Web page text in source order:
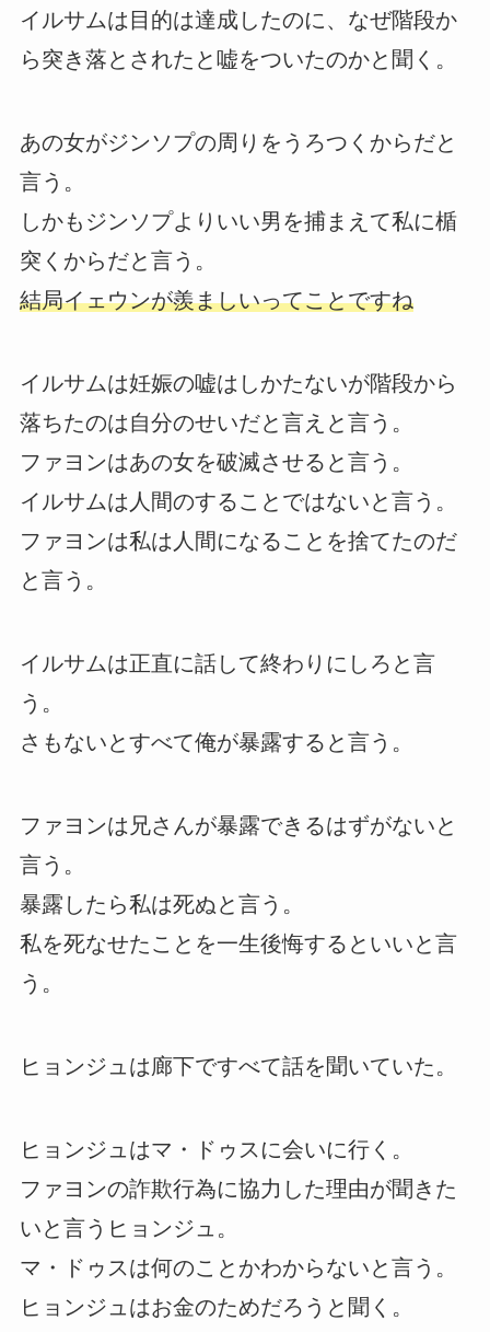
イルサムは目的は達成したのに、なぜ階段か
ら突き落とされたと嘘をついたのかと聞く。
あの女がジンソプの周りをうろつくからだと
言う。
しかもジンソプよりいい男を捕まえて私に楯
突くからだと言う。
結局イェウンが羨ましいってことですね
イルサムは妊娠の嘘はしかたないが階段から
落ちたのは自分のせいだと言えと言う。
ファヨンはあの女を破滅させると言う。
イルサムは人間のすることではないと言う。
ファヨンは私は人間になることを捨てたのだ
と言う。
イルサムは正直に話して終わりにしろと言
う。
さもないとすべて俺が暴露すると言う。
ファヨンは兄さんが暴露できるはずがないと
言う。
暴露したら私は死ぬと言う。
私を死なせたことを一生後悔するといいと言
う。
ヒョンジュは廊下ですべて話を聞いていた。
ヒョンジュはマ・ドゥスに会いに行く。
ファヨンの詐欺行為に協力した理由が聞きた
いと言うヒョンジュ。
マ・ドゥスは何のことかわからないと言う。
ヒョンジュはお金のためだろうと聞く。